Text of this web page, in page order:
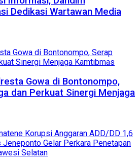
Dedikasi Wartawan Media
Gowa di Bontonompo,
dan Perkuat Sinergi Menjaga